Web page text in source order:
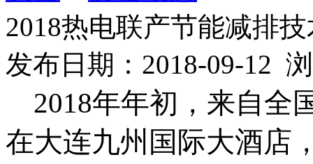
2018热电联产节能减排
发布日期：2018-09-12
2018年年初，来自全
在大连九州国际大酒店